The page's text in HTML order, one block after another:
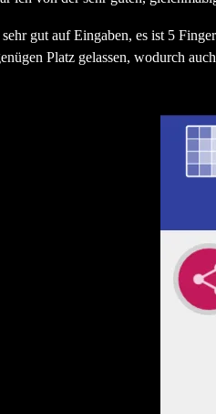
gut auf Eingaben, es ist 5
Platz gelassen, wodurch